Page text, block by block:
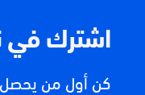
اشترك في
كن أول من يحصل